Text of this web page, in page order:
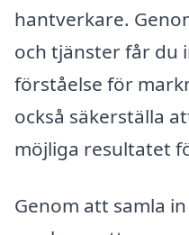
hantverkare.
och tjänster får du
förståelse för
också säkerställa
möjliga resultatet
Genom att samla